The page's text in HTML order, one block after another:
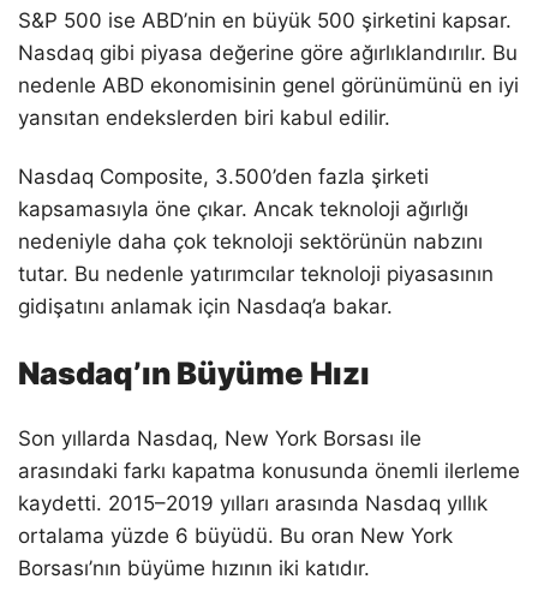
S&P 500 ise ABD’nin en büyük 500 şirketini kapsar.
Nasdaq gibi piyasa değerine göre ağırlıklandırılır. Bu
nedenle ABD ekonomisinin genel görünümünü en iyi
yansıtan endekslerden biri kabul edilir.
Nasdaq Composite, 3.500’den fazla şirketi
kapsamasıyla öne çıkar. Ancak teknoloji ağırlığı
nedeniyle daha çok teknoloji sektörünün nabzını
tutar. Bu nedenle yatırımcılar teknoloji piyasasının
gidişatını anlamak için Nasdaq’a bakar.
Nasdaq’ın Büyüme Hızı
Son yıllarda Nasdaq, New York Borsası ile
arasındaki farkı kapatma konusunda önemli ilerleme
kaydetti. 2015–2019 yılları arasında Nasdaq yıllık
ortalama yüzde 6 büyüdü. Bu oran New York
Borsası’nın büyüme hızının iki katıdır.